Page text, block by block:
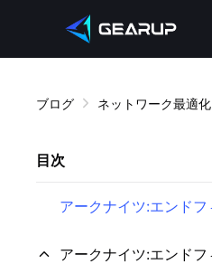
ブログ ネットワーク最適化
目次